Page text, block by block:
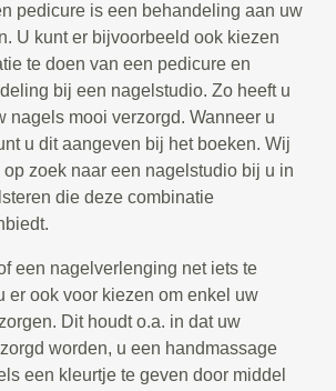
pedicure is een behandeling aan uw
U kunt er bijvoorbeeld ook kiezen
te doen van een pedicure en
bij een nagelstudio. Zo heeft u
nagels mooi verzorgd. Wanneer u
u dit aangeven bij het boeken. Wij
zoek naar een nagelstudio bij u in
die deze combinatie
een nagelverlenging net iets te
er ook voor kiezen om enkel uw
Dit houdt o.a. in dat uw
worden, u een handmassage
een kleurtje te geven door middel